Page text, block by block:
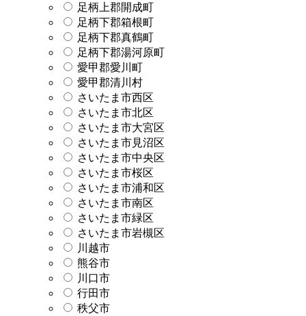
足柄上郡開成町
足柄下郡箱根町
足柄下郡真鶴町
足柄下郡湯河原町
愛甲郡愛川町
愛甲郡清川村
さいたま市西区
さいたま市北区
さいたま市大宮区
さいたま市見沼区
さいたま市中央区
さいたま市桜区
さいたま市浦和区
さいたま市南区
さいたま市緑区
さいたま市岩槻区
川越市
熊谷市
川口市
行田市
秩父市